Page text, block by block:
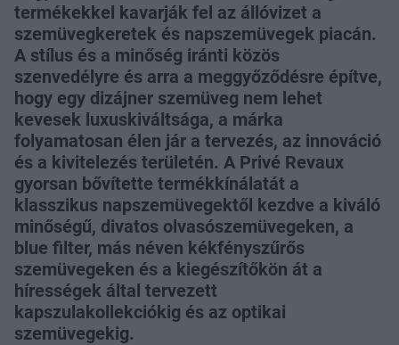
termékekkel kavarják fel az állóvizet a
szemüvegkeretek és napszemüvegek piacán.
A stílus és a minőség iránti közös
szenvedélyre és arra a meggyőződésre építve,
hogy egy dizájner szemüveg nem lehet
kevesek luxuskiváltsága, a márka
folyamatosan élen jár a tervezés, az innováció
és a kivitelezés területén. A Privé Revaux
gyorsan bővítette termékkínálatát a
klasszikus napszemüvegektől kezdve a kiváló
minőségű, divatos olvasószemüvegeken, a
blue filter, más néven kékfényszűrős
szemüvegeken és a kiegészítőkön át a
hírességek által tervezett
kapszulakollekciókig és az optikai
szemüvegekig.